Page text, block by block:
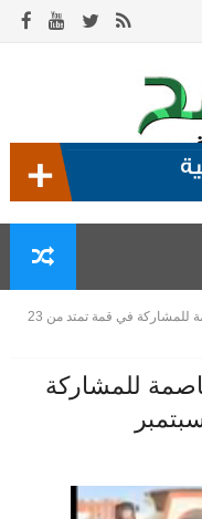
ولد الشيخ الغزواني يغادر العاصمة للمشاركة في قمة تمتد من 23
للمشاركة